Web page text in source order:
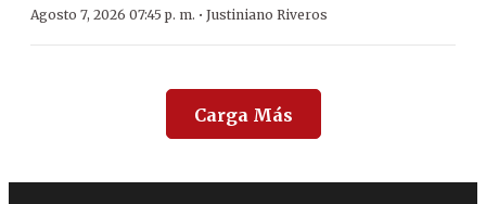
Agosto 7, 2026 07:45 p. m. · Justiniano Riveros
Carga Más